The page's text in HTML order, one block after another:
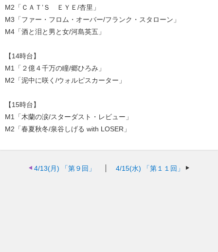
M2「ＣＡＴ’Ｓ ＥＹＥ/杏里」
M3「ファー・フロム・オーバー/フランク・スタローン」
M4「酒と泪と男と女/河島英五」
【14時台】
M1「２億４千万の瞳/郷ひろみ」
M2「泥中に咲く/ウォルピスカーター」
【15時台】
M1「木蘭の涙/スターダスト・レビュー」
M2「春夏秋冬/泉谷しげる with LOSER」
4/13(月) 「第９回」 4/15(水) 「第１１回」